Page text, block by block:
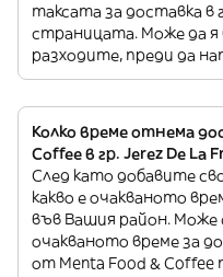
таксата за доставка в
страницата. Може да я
разходите, преди да
Колко време отнема
Coffee в гр. Jerez De La
След като добавите
какво е очакваното
във Вашия район.
очакваното време за
от Menta Food &